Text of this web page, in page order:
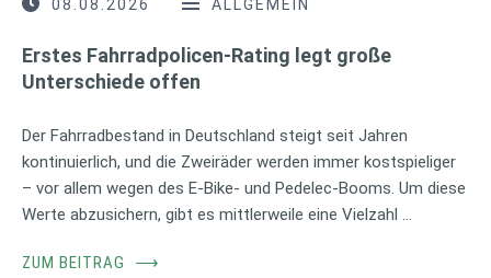
08.08.2026 ALLGEMEIN
Erstes Fahrradpolicen-Rating legt große
Unterschiede offen
Der Fahrradbestand in Deutschland steigt seit Jahren
kontinuierlich, und die Zweiräder werden immer kostspieliger
– vor allem wegen des E-Bike- und Pedelec-Booms. Um diese
Werte abzusichern, gibt es mittlerweile eine Vielzahl …
ZUM BEITRAG ⟶